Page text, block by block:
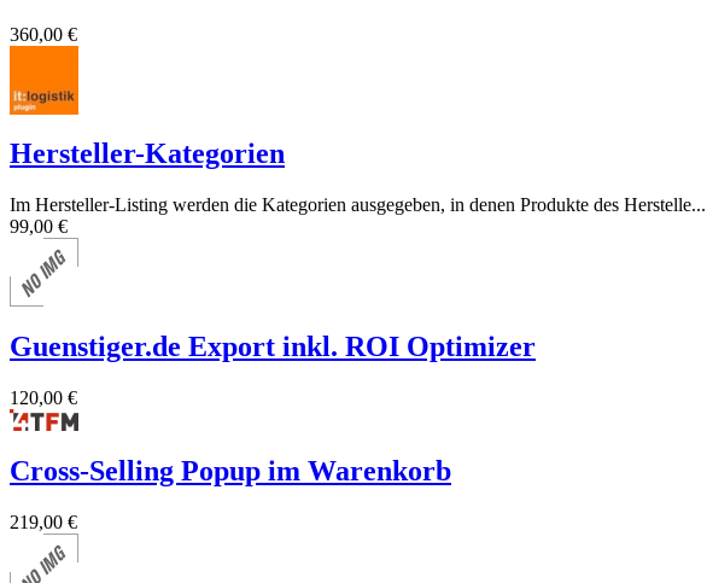
360,00 €
Hersteller-Kategorien
Im Hersteller-Listing werden die Kategorien ausgegeben, in denen Produkte des Herstelle...
99,00 €
Guenstiger.de Export inkl. ROI Optimizer
120,00 €
Cross-Selling Popup im Warenkorb
219,00 €